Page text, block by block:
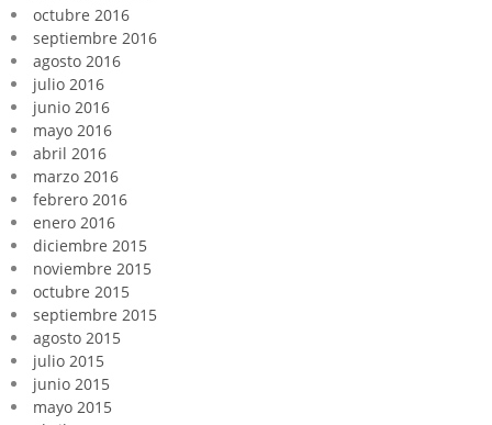
octubre 2016
septiembre 2016
agosto 2016
julio 2016
junio 2016
mayo 2016
abril 2016
marzo 2016
febrero 2016
enero 2016
diciembre 2015
noviembre 2015
octubre 2015
septiembre 2015
agosto 2015
julio 2015
junio 2015
mayo 2015